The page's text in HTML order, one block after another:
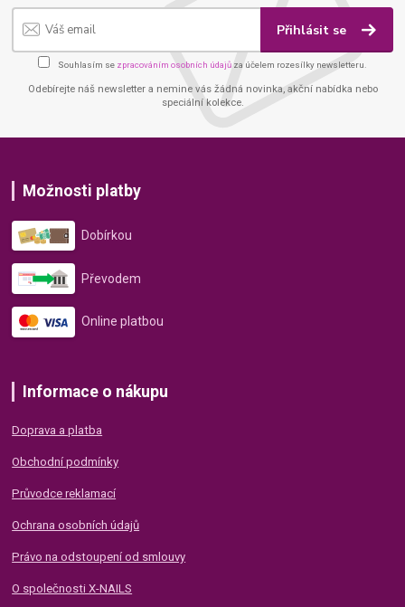
Přihlásit se
Souhlasím se zpracováním osobních údajů za účelem rozesílky newsletteru.
Odebírejte náš newsletter a nemine vás žádná novinka, akční nabídka nebo
speciální kolekce.
Možnosti platby
Dobírkou
Převodem
Online platbou
Informace o nákupu
Doprava a platba
Obchodní podmínky
Průvodce reklamací
Ochrana osobních údajů
Právo na odstoupení od smlouvy
O společnosti X-NAILS